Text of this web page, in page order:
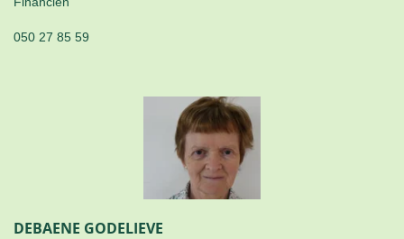
050 27 85 59
DEBAENE GODELIEVE